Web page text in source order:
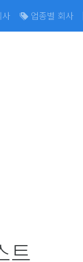
업종별 회사
트